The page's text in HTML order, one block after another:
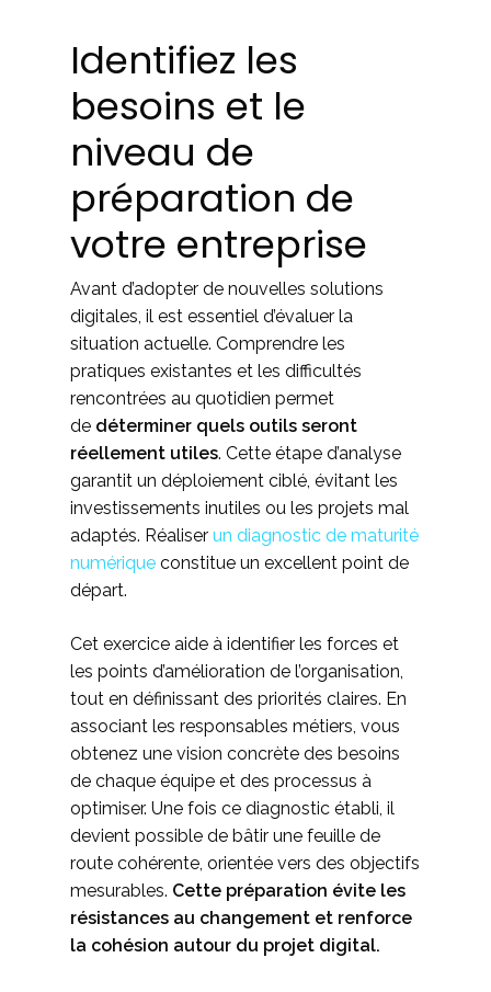
Identifiez les
besoins et le
niveau de
préparation de
votre entreprise
Avant d’adopter de nouvelles solutions
digitales, il est essentiel d’évaluer la
situation actuelle. Comprendre les
pratiques existantes et les difficultés
rencontrées au quotidien permet
de déterminer quels outils seront
réellement utiles. Cette étape d’analyse
garantit un déploiement ciblé, évitant les
investissements inutiles ou les projets mal
adaptés. Réaliser un diagnostic de maturité
numérique constitue un excellent point de
départ.
Cet exercice aide à identifier les forces et
les points d’amélioration de l’organisation,
tout en définissant des priorités claires. En
associant les responsables métiers, vous
obtenez une vision concrète des besoins
de chaque équipe et des processus à
optimiser. Une fois ce diagnostic établi, il
devient possible de bâtir une feuille de
route cohérente, orientée vers des objectifs
mesurables. Cette préparation évite les
résistances au changement et renforce
la cohésion autour du projet digital.